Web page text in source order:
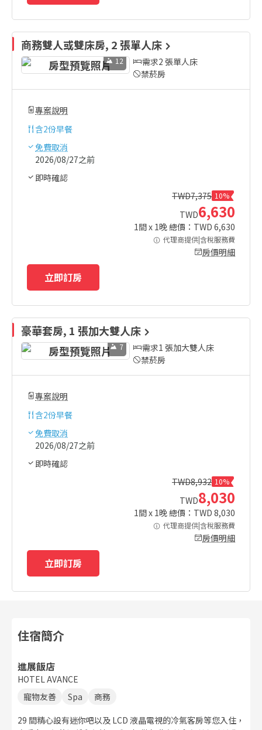
商務雙人或雙床房, 2 張單人床
12
需求2 張單人床
禁菸房
專案說明
含2份早餐
免費取消
2026/08/27之前
即時確認
TWD7,375 10%
TWD6,630
1間 x 1晚 總價：TWD 6,630
代理商提供|含稅服務費
房價明細
立即訂房
豪華套房, 1 張加大雙人床
7
需求1 張加大雙人床
禁菸房
專案說明
含2份早餐
免費取消
2026/08/27之前
即時確認
TWD8,932 10%
TWD8,030
1間 x 1晚 總價：TWD 8,030
代理商提供|含稅服務費
房價明細
立即訂房
住宿簡介
進展飯店
HOTEL AVANCE
寵物友善
Spa
商務
29 間精心設有迷你吧以及 LCD 液晶電視的冷氣客房等您入住，